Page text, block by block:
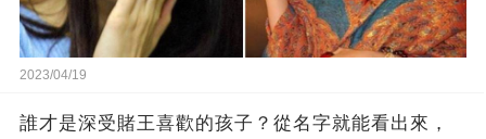
2023/04/19
誰才是深受賭王喜歡的孩子？從名字就能看出來，